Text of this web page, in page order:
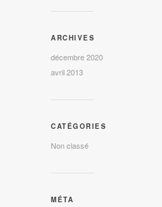
ARCHIVES
décembre 2020
avril 2013
CATÉGORIES
Non classé
MÉTA